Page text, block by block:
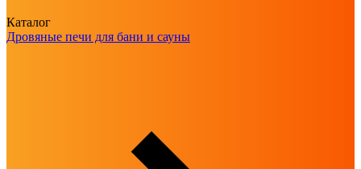
Каталог
Дровяные печи для бани и сауны